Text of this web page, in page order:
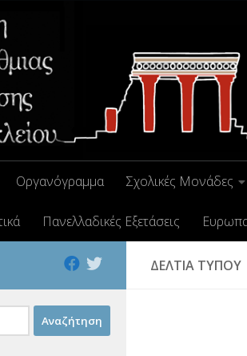
Οργανόγραμμα Σχολικές Μονάδες
Πανελλαδικές Εξετάσεις
ΔΕΛΤΊΑ ΤΎΠΟΥ